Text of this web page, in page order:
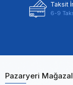
Taksit
6-9
Pazaryeri